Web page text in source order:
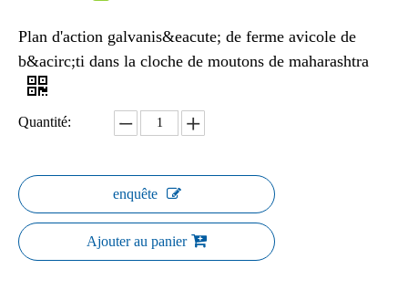
Plan d'action galvanis&eacute; de ferme avicole de
b&acirc;ti dans la cloche de moutons de maharashtra
Quantité:
enquête
Ajouter au panier